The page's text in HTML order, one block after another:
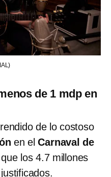
de 1 mdp en
de lo costoso
en elCarnaval de
los 4.7 millones